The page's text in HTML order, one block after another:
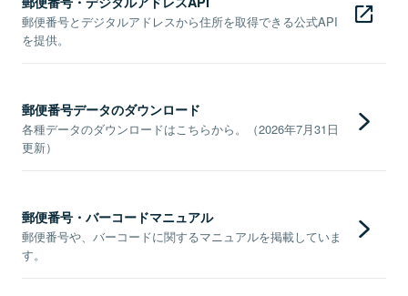
郵便番号とデジタルアドレスから住所を取得できる公式API
を提供。
郵便番号データのダウンロード
各種データのダウンロードはこちらから。（2026年7月31日
更新）
郵便番号・バーコードマニュアル
郵便番号や、バーコードに関するマニュアルを掲載していま
す。